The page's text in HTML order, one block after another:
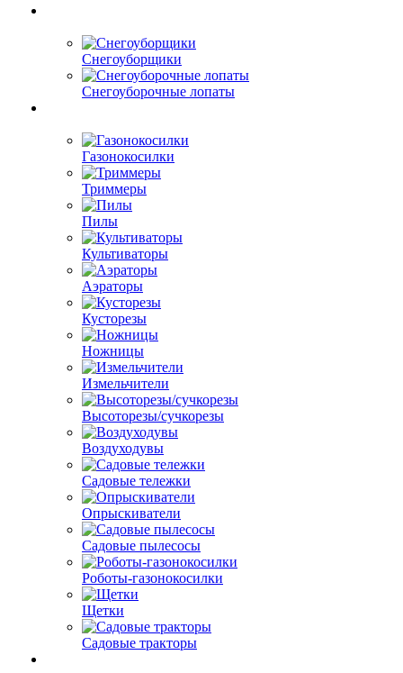
Снегоуборщики
Снегоуборочные лопаты
Газонокосилки
Триммеры
Пилы
Культиваторы
Аэраторы
Кусторезы
Ножницы
Измельчители
Высоторезы/сучкорезы
Воздуходувы
Садовые тележки
Опрыскиватели
Садовые пылесосы
Роботы-газонокосилки
Щетки
Садовые тракторы